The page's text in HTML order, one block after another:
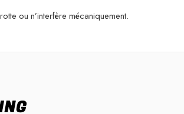
ou n’interfère mécaniquement.